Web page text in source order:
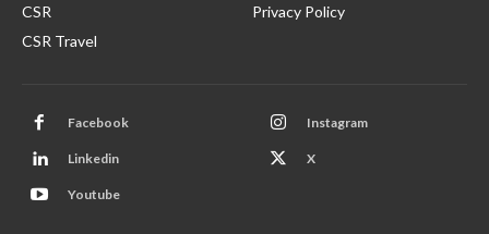
CSR
CSR Travel
Privacy Policy
Facebook Instagram
Linkedin X
Youtube